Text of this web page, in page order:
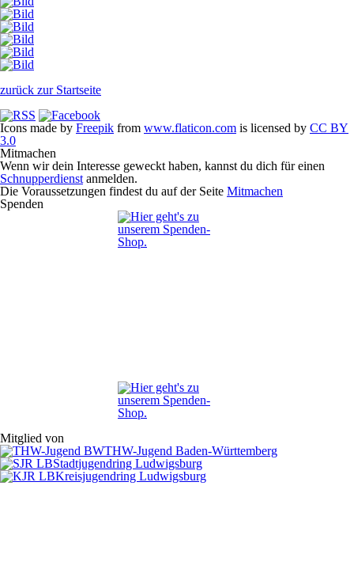
zurück zur Startseite
Icons made by Freepik from www.flaticon.com is licensed by CC BY
3.0
Mitmachen
Wenn wir dein Interesse geweckt haben, kannst du dich für einen
Schnupperdienst anmelden.
Die Voraussetzungen findest du auf der Seite Mitmachen
Spenden
Mitglied von
THW-Jugend Baden-Württemberg
Stadtjugendring Ludwigsburg
Kreisjugendring Ludwigsburg